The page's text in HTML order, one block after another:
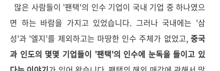
많은 사람들이 '팬택'의 인수 기업이 국내 기업 중 하나였으
면 하는 바람을 가지고 있었습니다. 그러나 국내에는 '삼
성'과 '엘지'를 제외하고는 마땅한 인수 주체가 없었고, 중국
과 인도의 몇몇 기업들이 '팬택'의 인수에 눈독을 들이고 있